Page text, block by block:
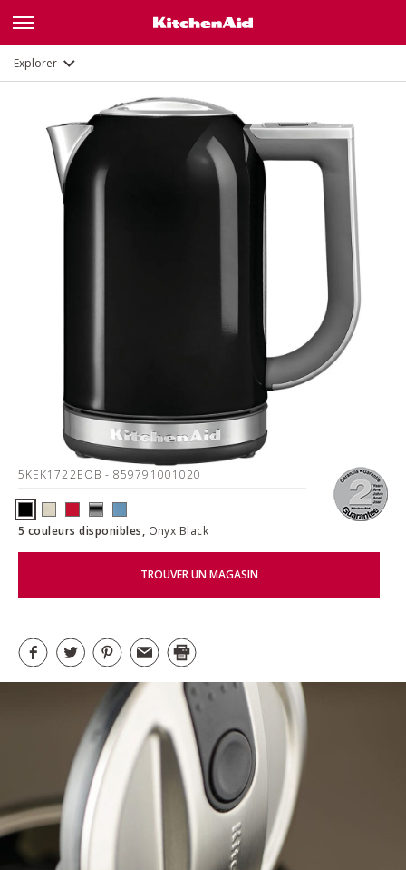
Explorer
5KEK1722EOB - 859791001020
5 couleurs disponibles, Onyx Black
TROUVER UN MAGASIN